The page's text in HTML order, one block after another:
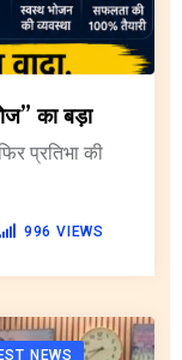
का बड़ा
प्रतिभा की
996 VIEWS
NEWS